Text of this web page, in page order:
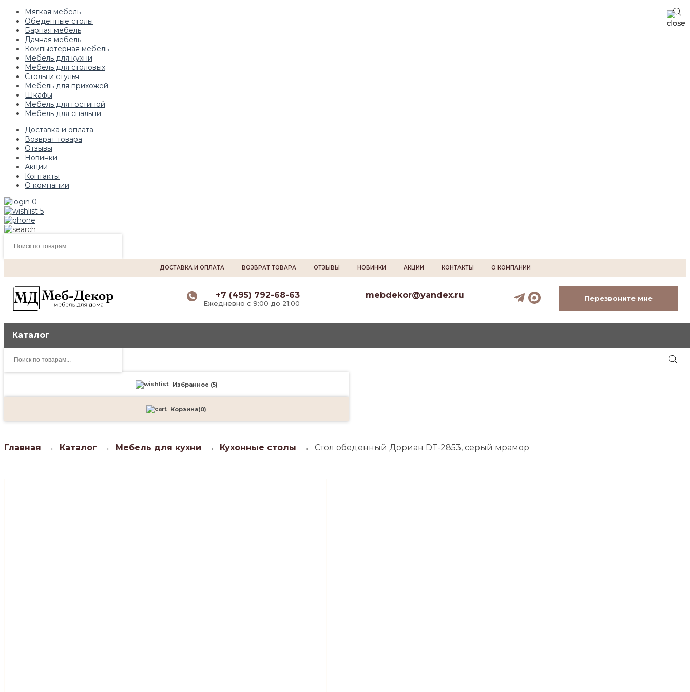
Мягкая мебель
Обеденные столы
Барная мебель
Дачная мебель
Компьютерная мебель
Мебель для кухни
Мебель для столовых
Столы и стулья
Мебель для прихожей
Шкафы
Мебель для гостиной
Мебель для спальни
Доставка и оплата
Возврат товара
Отзывы
Новинки
Акции
Контакты
О компании
0
5
товаров
ДОСТАВКА И ОПЛАТА ВОЗВРАТ ТОВАРА ОТЗЫВЫ НОВИНКИ АКЦИИ КОНТАКТЫ О КОМПАНИИ
+7 (495) 792-68-63
Ежедневно с 9:00 до 21:00
mebdekor@yandex.ru Перезвоните мне
Каталог
товаров
Избранное (5)
Корзина(0)
Главная → Каталог → Мебель для кухни → Кухонные столы → Стол обеденный Дориан DT-2853, серый мрамор